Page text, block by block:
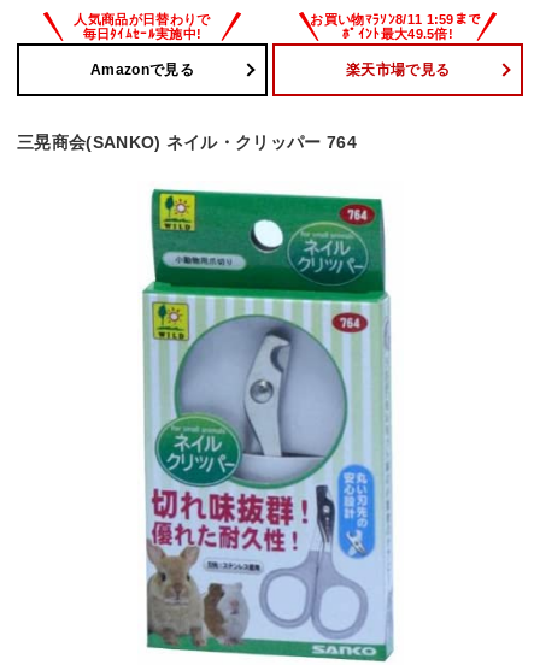
Amazonで見る 楽天市場で見る
三晃商会(SANKO) ネイル・クリッパー 764